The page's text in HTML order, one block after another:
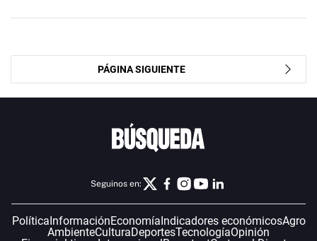
PÁGINA SIGUIENTE
Seguinos en:
Política InformaciónEconomía Indicadores económicosAgro
AmbienteCulturaDeportesTecnologíaOpinión